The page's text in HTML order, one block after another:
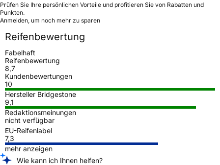
Prüfen Sie Ihre persönlichen Vorteile und profitieren Sie von Rabatten und
Punkten.
Anmelden, um noch mehr zu sparen
Reifenbewertung
Fabelhaft
Reifenbewertung
8,7
Kundenbewertungen
10
Hersteller Bridgestone
9,1
Redaktionsmeinungen
nicht verfügbar
EU-Reifenlabel
7,3
mehr anzeigen
Wie kann ich Ihnen helfen?